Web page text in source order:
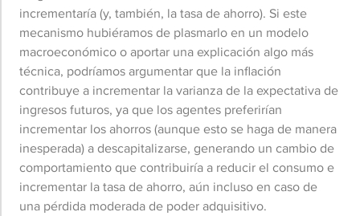
incrementaría (y, también, la tasa de ahorro). Si este
mecanismo hubiéramos de plasmarlo en un modelo
macroeconómico o aportar una explicación algo más
técnica, podríamos argumentar que la inflación
contribuye a incrementar la varianza de la expectativa de
ingresos futuros, ya que los agentes preferirían
incrementar los ahorros (aunque esto se haga de manera
inesperada) a descapitalizarse, generando un cambio de
comportamiento que contribuiría a reducir el consumo e
incrementar la tasa de ahorro, aún incluso en caso de
una pérdida moderada de poder adquisitivo.